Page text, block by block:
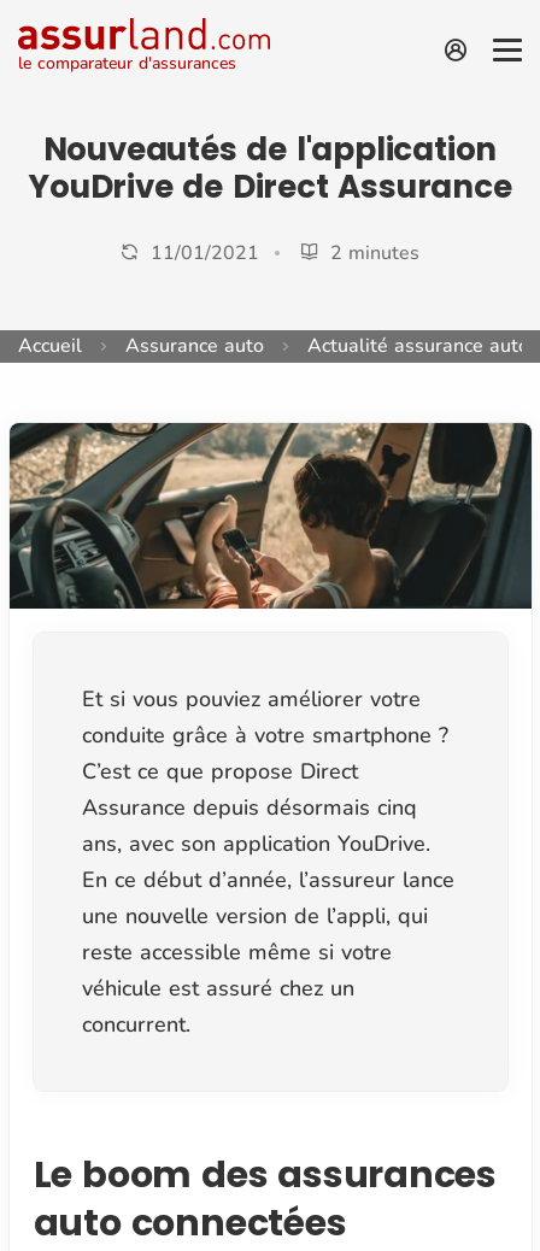
le comparateur d'assurances
Nouveautés de l'application
YouDrive de Direct Assurance
11/01/2021 2 minutes
Accueil Assurance auto Actualité assurance auto
Et si vous pouviez améliorer votre
conduite grâce à votre smartphone ?
C’est ce que propose Direct
Assurance depuis désormais cinq
ans, avec son application YouDrive.
En ce début d’année, l’assureur lance
une nouvelle version de l’appli, qui
reste accessible même si votre
véhicule est assuré chez un
concurrent.
Le boom des assurances
auto connectées